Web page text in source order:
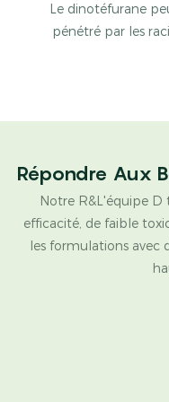
Le dinotéfurane
pénétré par les
Répondre Aux
Notre R&L'équipe
efficacité, de faible
les formulations avec